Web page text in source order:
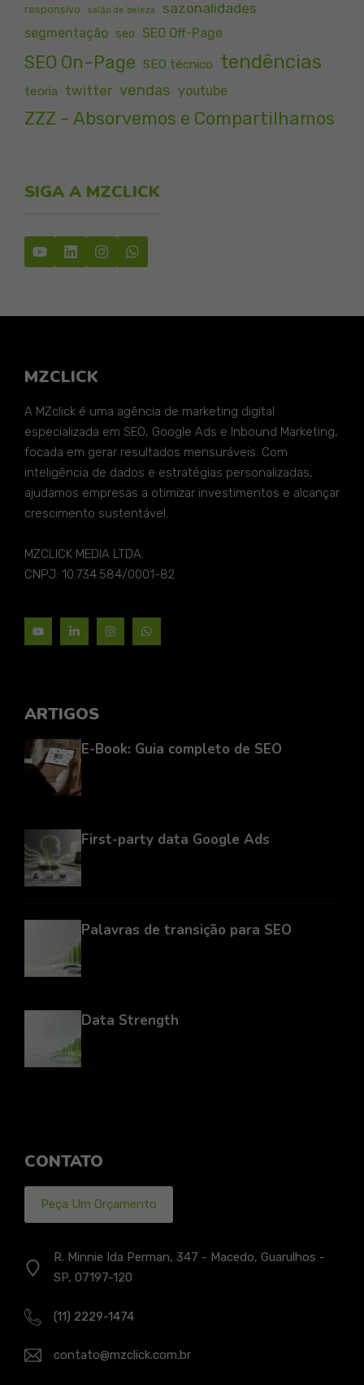
responsivo salão de beleza sazonalidades
segmentação seo SEO Off-Page
SEO On-Page SEO técnico tendências
teoria twitter vendas youtube
ZZZ - Absorvemos e Compartilhamos
SIGA A MZCLICK
MZCLICK
A MZclick é uma agência de marketing digital
especializada em SEO, Google Ads e Inbound Marketing,
focada em gerar resultados mensuráveis. Com
inteligência de dados e estratégias personalizadas,
ajudamos empresas a otimizar investimentos e alcançar
crescimento sustentável.
MZCLICK MEDIA LTDA.
CNPJ: 10.734.584/0001-82
ARTIGOS
E-Book: Guia completo de SEO
First-party data Google Ads
Palavras de transição para SEO
Data Strength
CONTATO
Peça Um Orçamento
R. Minnie Ida Perman, 347 - Macedo, Guarulhos -
SP, 07197-120
(11) 2229-1474
contato@mzclick.com.br